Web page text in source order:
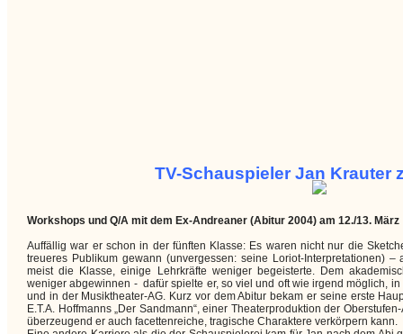
TV-Schauspieler Jan Krauter
Workshops und Q/A mit dem Ex-Andreaner (Abitur 2004) am 12./13. März
Auffällig war er schon in der fünften Klasse: Es waren nicht nur die
treueres Publikum gewann (unvergessen: seine Loriot-Interpretationen)
meist die Klasse, einige Lehrkräfte weniger begeisterte. Dem
weniger abgewinnen - dafür spielte er, so viel und oft wie irgend möglich,
und in der Musiktheater-AG. Kurz vor dem Abitur bekam er seine erste
E.T.A. Hoffmanns „Der Sandmann“, einer Theaterproduktion der
überzeugend er auch facettenreiche, tragische Charaktere verkörpern kann.